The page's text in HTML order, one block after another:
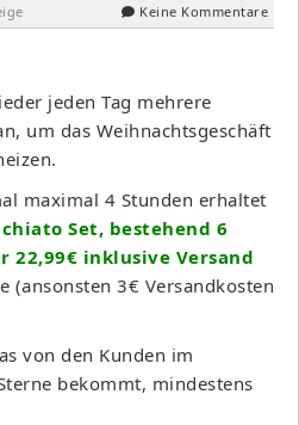
Keine Kommentare
jeden Tag mehrere
um das Weihnachtsgeschäft
maximal 4 Stunden erhaltet
Set, bestehend 6
22,99€ inklusive Versand
(ansonsten 3€ Versandkosten
von den Kunden im
bekommt, mindestens